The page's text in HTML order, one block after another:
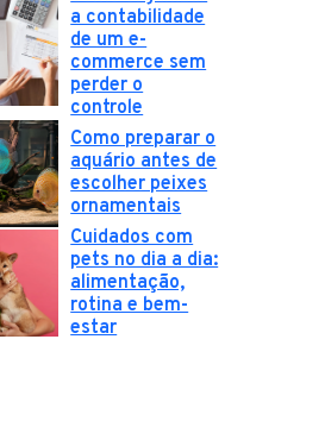
a contabilidade
de um e-
commerce sem
perder o
controle
Como preparar o
aquário antes de
escolher peixes
ornamentais
Cuidados com
pets no dia a dia:
alimentação,
rotina e bem-
estar